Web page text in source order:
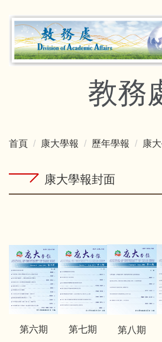
到
要
內
教務
首頁 康大學報 歷年學報 康
康大學報封面
第六期
第七期
第八期